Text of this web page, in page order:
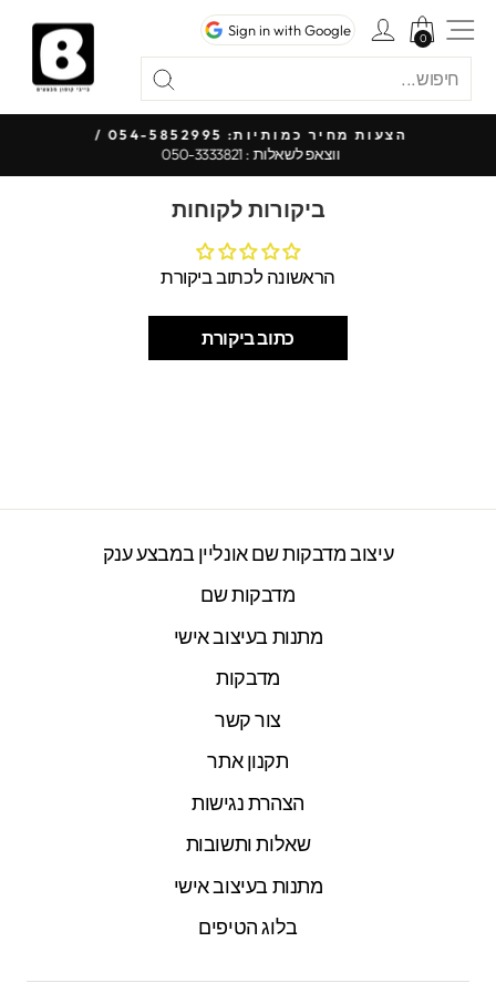
לתוכן
חיפוש
Sign in with Google
כניסה לחשבוןניווט באתר
0
0
עצור
הצעות מחיר כמותיות: 054-5852995 /
ווצאפ לשאלות : 050-3333821
ביקורות לקוחות
הראשונה לכתוב ביקורת
כתוב ביקורת
עיצוב מדבקות שם אונליין במבצע ענק
מדבקות שם
מתנות בעיצוב אישי
מדבקות
צור קשר
תקנון אתר
הצהרת נגישות
שאלות ותשובות
מתנות בעיצוב אישי
בלוג הטיפים